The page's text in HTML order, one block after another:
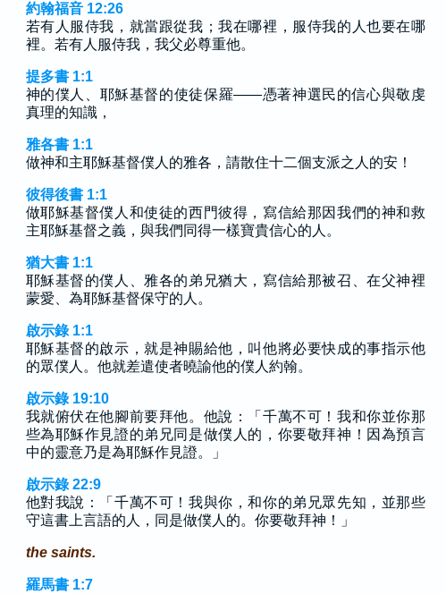
約翰福音 12:26
若有人服侍我，就當跟從我；我在哪裡，服侍我的人也要在哪
裡。若有人服侍我，我父必尊重他。
提多書 1:1
神的僕人、耶穌基督的使徒保羅——憑著神選民的信心與敬虔
真理的知識，
雅各書 1:1
做神和主耶穌基督僕人的雅各，請散住十二個支派之人的安！
彼得後書 1:1
做耶穌基督僕人和使徒的西門彼得，寫信給那因我們的神和救
主耶穌基督之義，與我們同得一樣寶貴信心的人。
猶大書 1:1
耶穌基督的僕人、雅各的弟兄猶大，寫信給那被召、在父神裡
蒙愛、為耶穌基督保守的人。
啟示錄 1:1
耶穌基督的啟示，就是神賜給他，叫他將必要快成的事指示他
的眾僕人。他就差遣使者曉諭他的僕人約翰。
啟示錄 19:10
我就俯伏在他腳前要拜他。他說：「千萬不可！我和你並你那
些為耶穌作見證的弟兄同是做僕人的，你要敬拜神！因為預言
中的靈意乃是為耶穌作見證。」
啟示錄 22:9
他對我說：「千萬不可！我與你，和你的弟兄眾先知，並那些
守這書上言語的人，同是做僕人的。你要敬拜神！」
the saints.
羅馬書 1:7